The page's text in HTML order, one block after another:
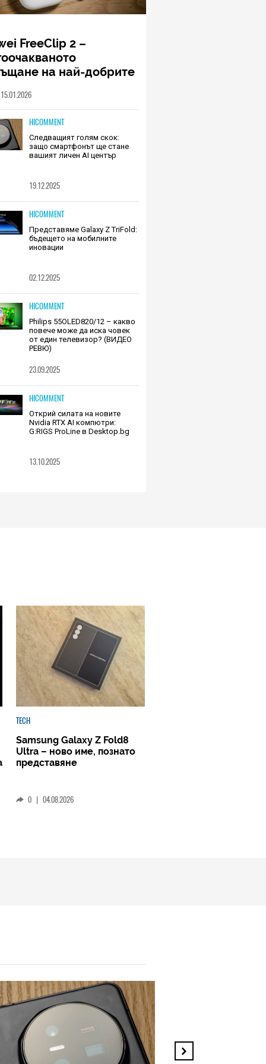
FreeClip 2 –
на най-добрите
15.01.2026
HICOMMENT
Следващият голям скок:
защо смартфонът ще стане
вашият личен AI център
19.12.2025
HICOMMENT
Представяме Galaxy Z TriFold:
бъдещето на мобилните
иновации
02.12.2025
HICOMMENT
Philips 55OLED820/12 – какво
повече може да иска човек
от един телевизор? (ВИДЕО
РЕВЮ)
23.09.2025
HICOMMENT
Открий силата на новите
Nvidia RTX AI компютри:
G:RIGS ProLine в Desktop.bg
13.10.2025
TECH
Samsung Galaxy Z Fold8
Ultra – ново име, познато
представяне
0 | 04.08.2026